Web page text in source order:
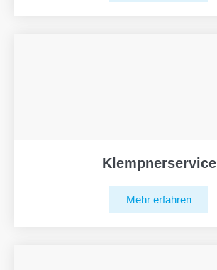
Klempnerservice
Mehr erfahren